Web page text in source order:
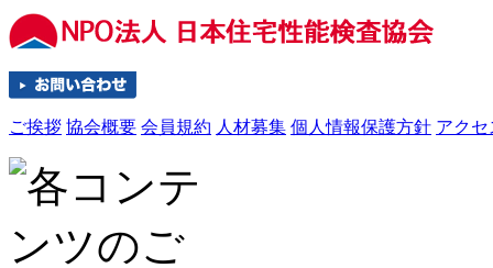
ご挨拶 協会概要 会員規約 人材募集 個人情報保護方針 アクセ